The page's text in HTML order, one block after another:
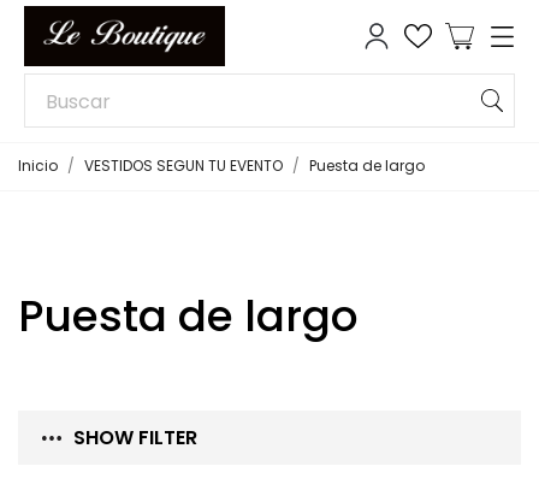
Inicio VESTIDOS SEGUN TU EVENTO Puesta de largo
Puesta de largo
SHOW FILTER